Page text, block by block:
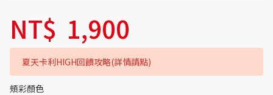
NT$ 1,900
夏天卡利HIGH回饋攻略(詳情請點)
頰彩顏色